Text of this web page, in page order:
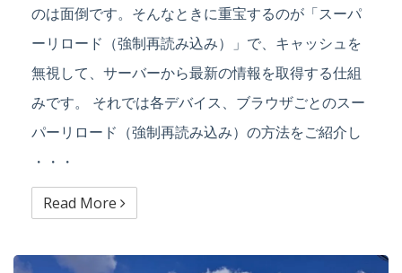
のは面倒です。そんなときに重宝するのが「スーパ
ーリロード（強制再読み込み）」で、キャッシュを
無視して、サーバーから最新の情報を取得する仕組
みです。 それでは各デバイス、ブラウザごとのスー
パーリロード（強制再読み込み）の方法をご紹介し
・・・
Read More